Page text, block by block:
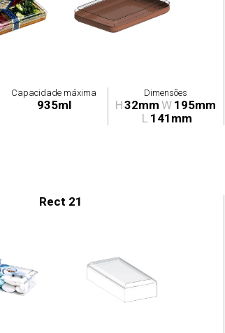
Capacidade máxima
935ml
Dimensões
H32mm W 195mm
L 141mm
Rect 21